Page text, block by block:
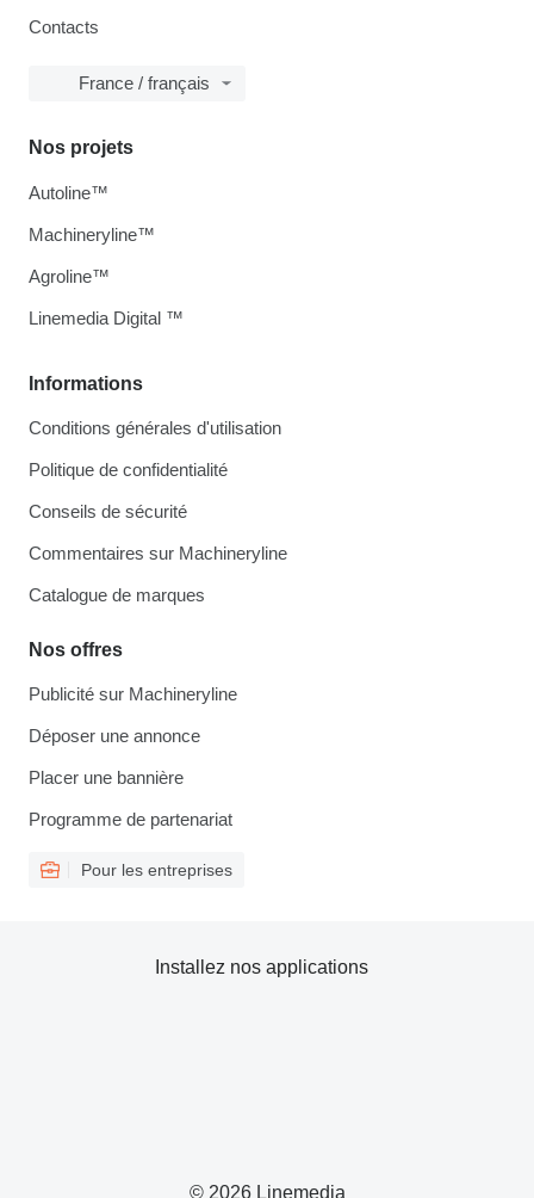
Contacts
France / français
Informations
Conditions générales d'utilisation
Politique de confidentialité
Conseils de sécurité
Commentaires sur Machineryline
Catalogue de marques
Nos offres
Publicité sur Machineryline
Déposer une annonce
Placer une bannière
Programme de partenariat
Pour les entreprises
Nos projets
Autoline™
Machineryline™
Agroline™
Linemedia Digital ™
© 2026 Linemedia
Installez nos applications